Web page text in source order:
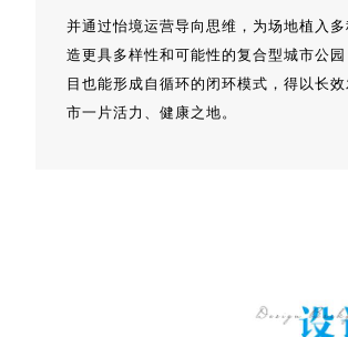
并通过怡境运营导向思维，为场地植入
造更具多样性和可能性的复合型城市公
目也能形成自循环的闭环模式，得以长
市一片活力、健康之地。